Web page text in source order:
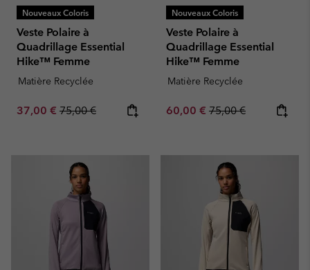
Nouveaux Coloris
Veste Polaire à
Quadrillage Essential
Hike™ Femme
Matière Recyclée
Sale price:
37,00 € Regular price:
75,00 €
Nouveaux Coloris
Veste Polaire à
Quadrillage Essential
Hike™ Femme
Matière Recyclée
Sale price:
60,00 € Regular price:
75,00 €